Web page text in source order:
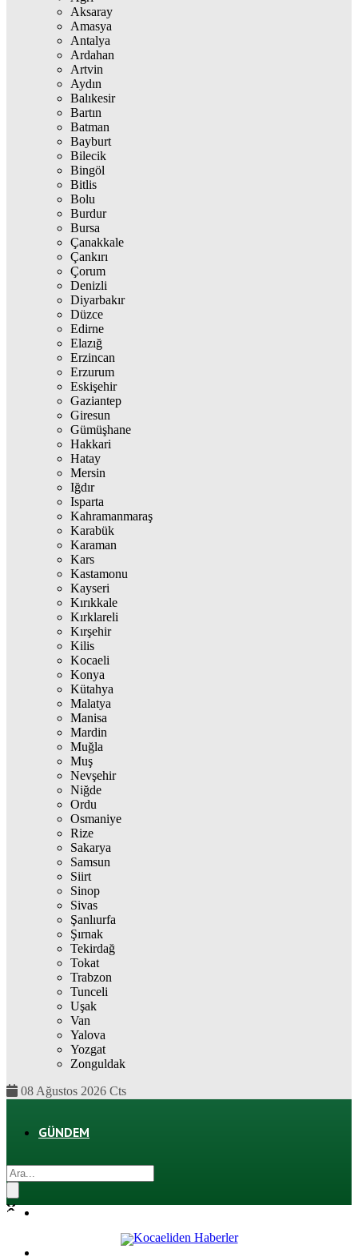
Aksaray
Amasya
Antalya
Ardahan
Artvin
Aydın
Balıkesir
Bartın
Batman
Bayburt
Bilecik
Bingöl
Bitlis
Bolu
Burdur
Bursa
Çanakkale
Çankırı
Çorum
Denizli
Diyarbakır
Düzce
Edirne
Elazığ
Erzincan
Erzurum
Eskişehir
Gaziantep
Giresun
Gümüşhane
Hakkari
Hatay
Mersin
Iğdır
Isparta
Kahramanmaraş
Karabük
Karaman
Kars
Kastamonu
Kayseri
Kırıkkale
Kırklareli
Kırşehir
Kilis
Kocaeli
Konya
Kütahya
Malatya
Manisa
Mardin
Muğla
Muş
Nevşehir
Niğde
Ordu
Osmaniye
Rize
Sakarya
Samsun
Siirt
Sinop
Sivas
Şanlıurfa
Şırnak
Tekirdağ
Tokat
Trabzon
Tunceli
Uşak
Van
Yalova
Yozgat
Zonguldak
08 Ağustos 2026 Cts
GÜNDEM